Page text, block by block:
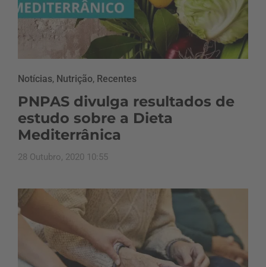
Notícias, Nutrição, Recentes
PNPAS divulga resultados de
estudo sobre a Dieta
Mediterrânica
28 Outubro, 2020 10:55